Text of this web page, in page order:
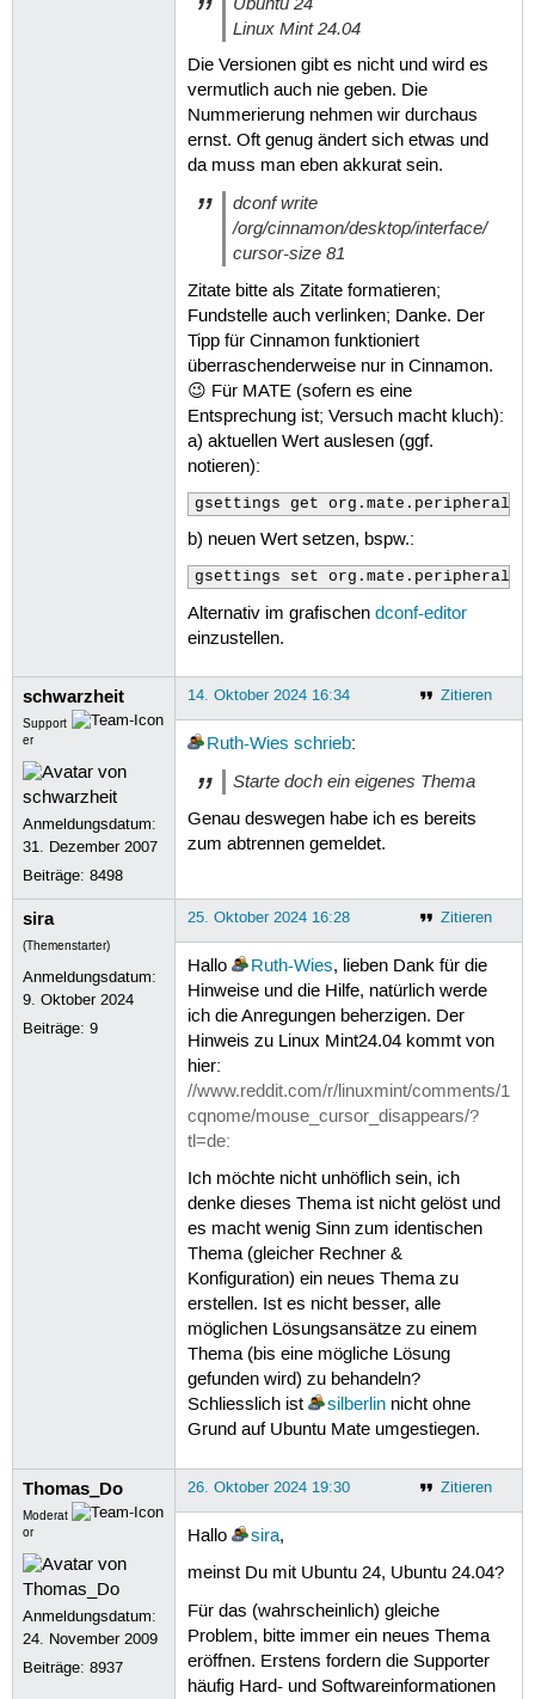
Linux Mint 24.04
Die Versionen gibt es nicht und wird es
vermutlich auch nie geben. Die
Nummerierung nehmen wir durchaus
ernst. Oft genug ändert sich etwas und
da muss man eben akkurat sein.
dconf write
/org/cinnamon/desktop/interface/
cursor-size 81
Zitate bitte als Zitate formatieren;
Fundstelle auch verlinken; Danke. Der
Tipp für Cinnamon funktioniert
überraschenderweise nur in Cinnamon.
😉 Für MATE (sofern es eine
Entsprechung ist; Versuch macht kluch):
a) aktuellen Wert auslesen (ggf.
notieren):
gsettings get org.mate.peripherals-
b) neuen Wert setzen, bspw.:
gsettings set org.mate.peripherals-
Alternativ im grafischen dconf-editor
einzustellen.
schwarzheit
Support
er
Anmeldungsdatum:
31. Dezember 2007
Beiträge:8498
Zitieren
14. Oktober 2024 16:34
Ruth-Wies schrieb:
Starte doch ein eigenes Thema
Genau deswegen habe ich es bereits
zum abtrennen gemeldet.
sira
(Themenstarter)
Anmeldungsdatum:
9. Oktober 2024
Beiträge:9
Zitieren
25. Oktober 2024 16:28
Hallo Ruth-Wies, lieben Dank für die
Hinweise und die Hilfe, natürlich werde
ich die Anregungen beherzigen. Der
Hinweis zu Linux Mint24.04 kommt von
hier:
//www.reddit.com/r/linuxmint/comments/1
cqnome/mouse_cursor_disappears/?
tl=de:
Ich möchte nicht unhöflich sein, ich
denke dieses Thema ist nicht gelöst und
es macht wenig Sinn zum identischen
Thema (gleicher Rechner &
Konfiguration) ein neues Thema zu
erstellen. Ist es nicht besser, alle
möglichen Lösungsansätze zu einem
Thema (bis eine mögliche Lösung
gefunden wird) zu behandeln?
Schliesslich ist
silberlinnicht ohne
Grund auf Ubuntu Mate umgestiegen.
Thomas_Do
Moderat
or
Anmeldungsdatum:
24. November 2009
Beiträge:8937
Zitieren
26. Oktober 2024 19:30
Hallo sira,
meinst Du mit Ubuntu 24, Ubuntu 24.04?
Für das (wahrscheinlich) gleiche
Problem, bitte immer ein neues Thema
eröffnen. Erstens fordern die Supporter
häufig Hard- und Softwareinformationen